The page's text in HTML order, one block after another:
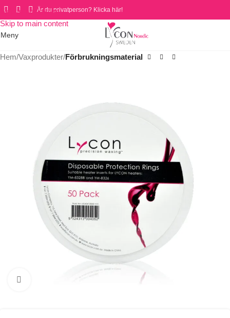
Skip to navigation
Skip to main content
Är du privatperson? Klicka här!
Meny
Hem Vaxprodukter Förbrukningsmaterial